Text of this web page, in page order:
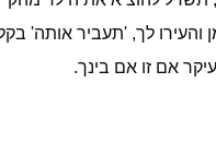
והעירו לך, 'תעביר אותה'
אם זו אם בינך.